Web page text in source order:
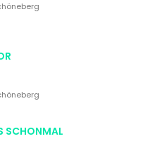
SCHONMAL